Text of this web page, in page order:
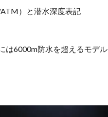
）と潜水深度表記
は6000m防水を超えるモデル